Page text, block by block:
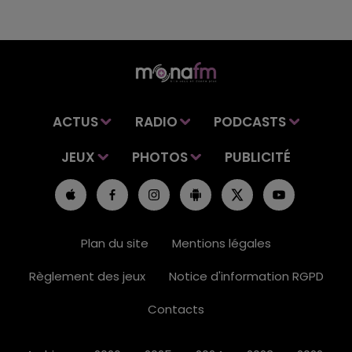
ACTUS RADIO
PODCASTS
JEUX
PHOTOS PUBLICITÉ
Plan du site
Mentions légales
Règlement des jeux
Notice d'information RGPD
Contacts